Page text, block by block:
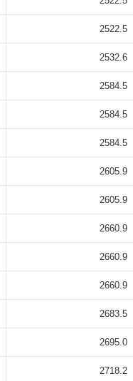
2522.5
2532.6
2584.5
2584.5
2584.5
2605.9
2605.9
2660.9
2660.9
2660.9
2683.5
2695.0
2718.2